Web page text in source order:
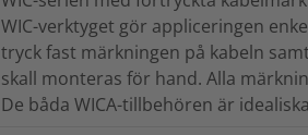
WIC-verktyget gör appliceringen
tryck fast märkningen på kabeln
skall monteras för hand. Alla
De båda WICA-tillbehören är